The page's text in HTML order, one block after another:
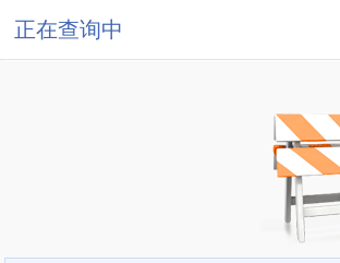
正在查询中